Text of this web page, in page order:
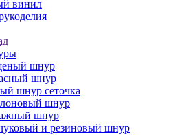
винил
шнур
шнур
шнур сеточка
шнур
шнур
и резиновый шнур